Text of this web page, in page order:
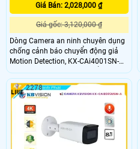
Giá Bán: 2,028,000 ₫
Giá gốc: 3,120,000 ₫
Dòng Camera an ninh chuyên dụng
chống cảnh báo chuyển động giả
Motion Detection, KX-CAi4001SN-A,
được trang bị công nghệ nổi bật như
Hàng rào ảo và khả năng chống
ngược sáng DWDR 120db. Với khả
năng nhận dạng người qua dây
mạng, camera này lý tưởng cho dự
án dân dụng
2278